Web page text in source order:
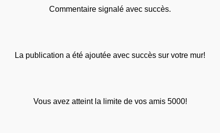
Commentaire signalé avec succès.
La publication a été ajoutée avec succès sur votre mur!
Vous avez atteint la limite de vos amis 5000!